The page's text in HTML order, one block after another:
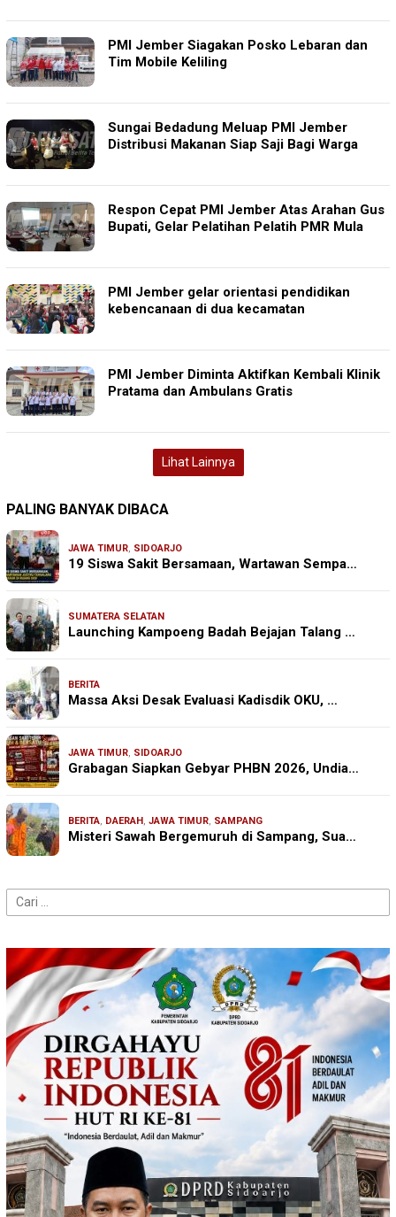
PMI Jember Siagakan Posko Lebaran dan
Tim Mobile Keliling
Sungai Bedadung Meluap PMI Jember
Distribusi Makanan Siap Saji Bagi Warga
Respon Cepat PMI Jember Atas Arahan Gus
Bupati, Gelar Pelatihan Pelatih PMR Mula
PMI Jember gelar orientasi pendidikan
kebencanaan di dua kecamatan
PMI Jember Diminta Aktifkan Kembali Klinik
Pratama dan Ambulans Gratis
Lihat Lainnya
PALING BANYAK DIBACA
JAWA TIMUR, SIDOARJO
19 Siswa Sakit Bersamaan, Wartawan Sempa…
SUMATERA SELATAN
Launching Kampoeng Badah Bejajan Talang …
BERITA
Massa Aksi Desak Evaluasi Kadisdik OKU, …
JAWA TIMUR, SIDOARJO
Grabagan Siapkan Gebyar PHBN 2026, Undia…
BERITA, DAERAH , JAWA TIMUR, SAMPANG
Misteri Sawah Bergemuruh di Sampang, Sua…
Cari
untuk: